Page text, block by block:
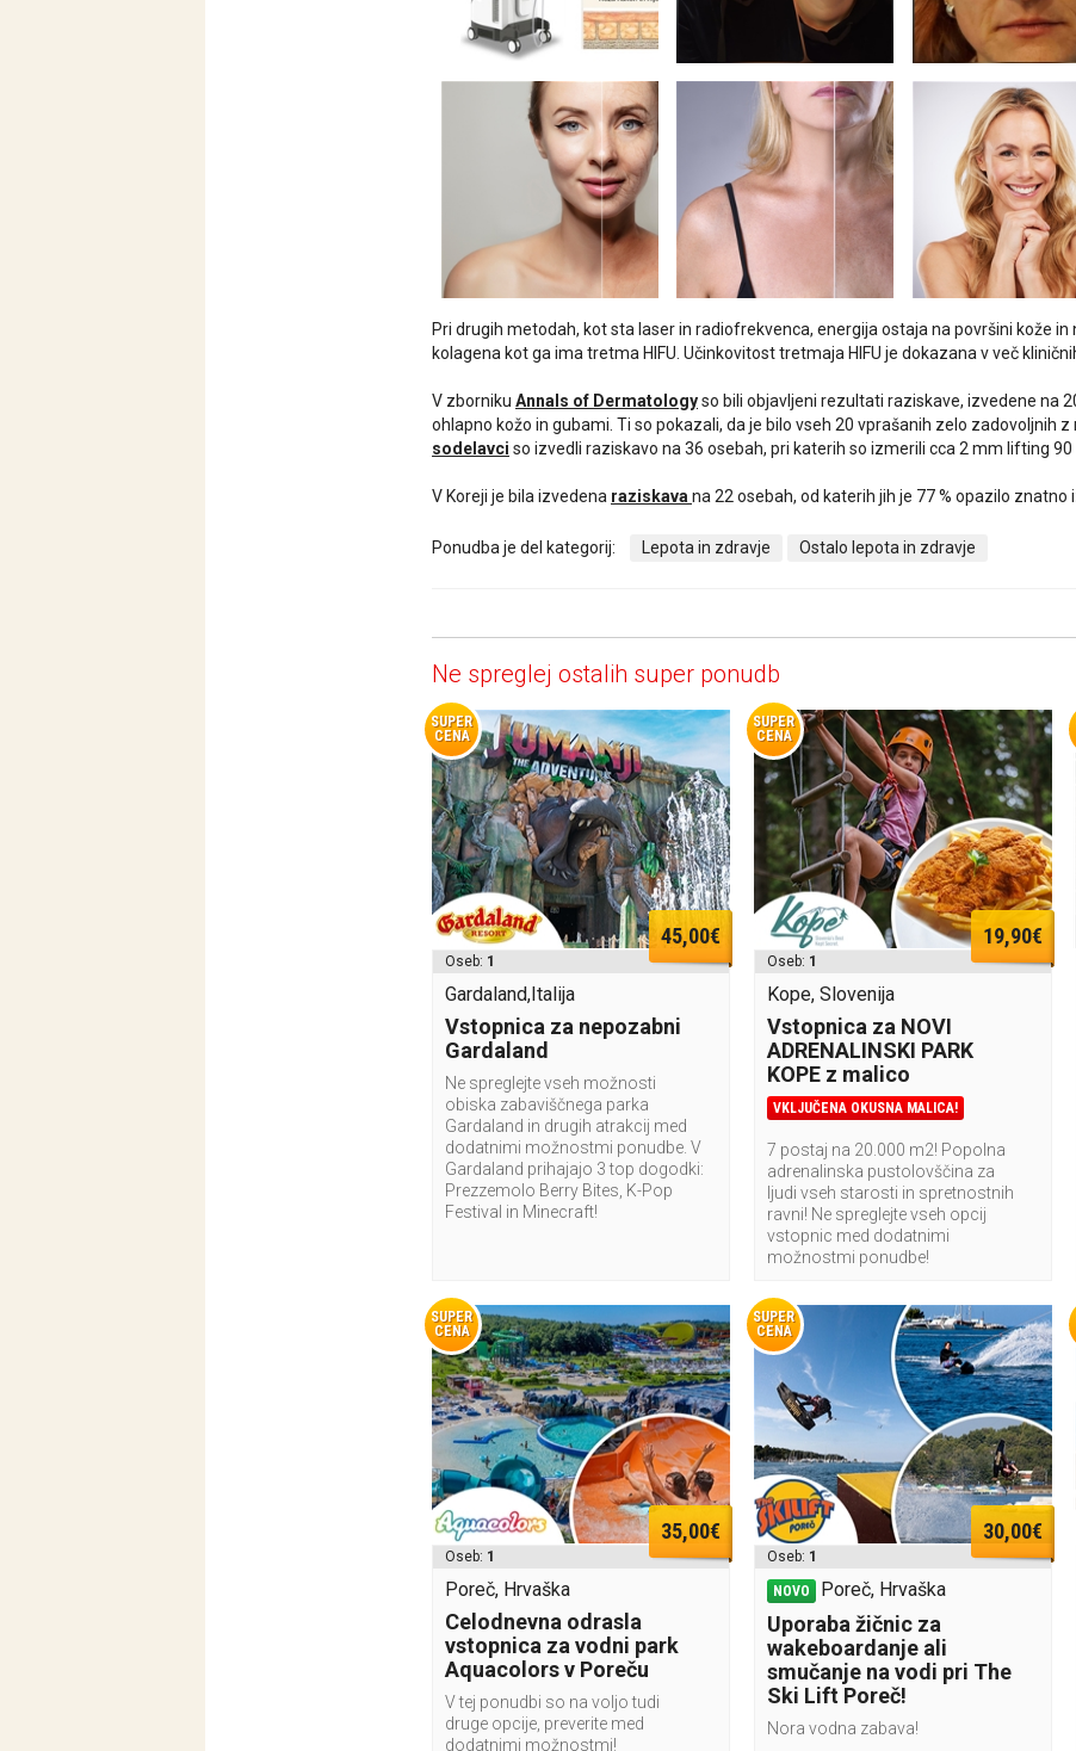
Pri drugih metodah, kot sta laser in radiofrekvenca, energija ostaja na površini kože
kolagena kot ga ima tretma HIFU. Učinkovitost tretmaja HIFU je dokazana v več
V zborniku Annals of Dermatologyso bili objavljeni rezultati raziskave, izvedene na
ohlapno kožo in gubami. Ti so pokazali, da je bilo vseh 20 vprašanih zelo zadovoljnih
sodelavci so izvedli raziskavo na 36 osebah, pri katerih so izmerili cca 2 mm lifting 90
V Koreji je bila izvedena raziskava na 22 osebah, od katerih jih je 77 % opazilo znatno
Ponudba je del kategorij: Lepota in zdravje Ostalo lepota in zdravje
Ne spreglej ostalih super ponudb
SUPER
CENA
45,00€
Oseb: 1
Gardaland,Italija
Vstopnica za nepozabni
Gardaland
Ne spreglejte vseh možnosti
obiska zabaviščnega parka
Gardaland in drugih atrakcij med
dodatnimi možnostmi ponudbe. V
Gardaland prihajajo 3 top dogodki:
Prezzemolo Berry Bites, K-Pop
Festival in Minecraft!
SUPER
CENA
19,90€
Oseb: 1
Kope, Slovenija
Vstopnica za NOVI
ADRENALINSKI PARK
KOPE z malico
VKLJUČENA OKUSNA MALICA!
7 postaj na 20.000 m2! Popolna
adrenalinska pustolovščina za
ljudi vseh starosti in spretnostnih
ravni! Ne spreglejte vseh opcij
vstopnic med dodatnimi
možnostmi ponudbe!
SUPER
CENA
35,00€
Oseb: 1
Poreč, Hrvaška
Celodnevna odrasla
vstopnica za vodni park
Aquacolors v Poreču
V tej ponudbi so na voljo tudi
druge opcije, preverite med
dodatnimi možnostmi!
SUPER
CENA
30,00€
Oseb: 1
NOVO Poreč, Hrvaška
Uporaba žičnic za
wakeboardanje ali
smučanje na vodi pri The
Ski Lift Poreč!
Nora vodna zabava!